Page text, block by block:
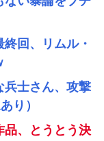
回、リムル・
兵士さん、攻撃
り）
品、とうとう決